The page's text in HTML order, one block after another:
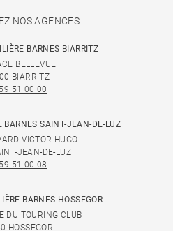
NOS AGENCES
BARNES BIARRITZ
BELLEVUE
BIARRITZ
51 00 00
BARNES SAINT-JEAN-DE-LUZ
VICTOR HUGO
JEAN-DE-LUZ
51 00 08
BARNES HOSSEGOR
DU TOURING CLUB
HOSSEGOR